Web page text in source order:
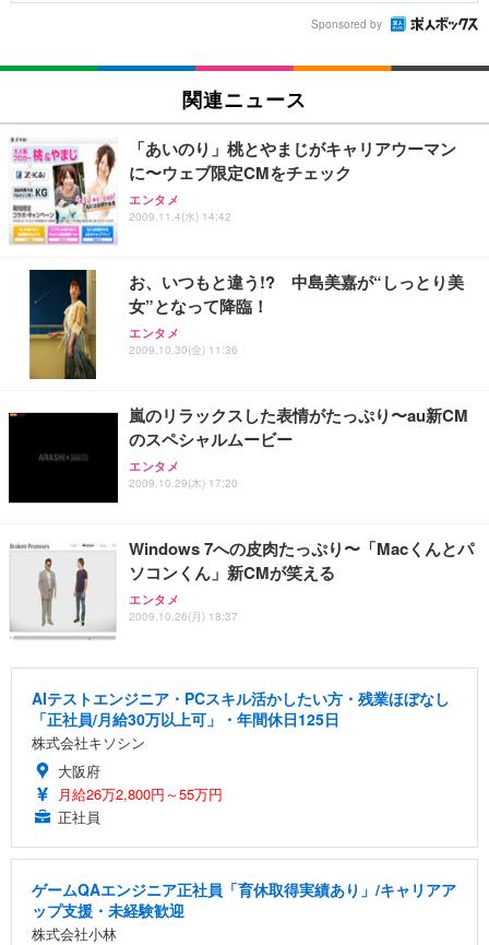
Sponsored by
関連ニュース
「あいのり」桃とやまじがキャリアウーマン
に〜ウェブ限定CMをチェック
エンタメ
2009.11.4(水) 14:42
お、いつもと違う!? 中島美嘉が“しっとり美
女”となって降臨！
エンタメ
2009.10.30(金) 11:36
嵐のリラックスした表情がたっぷり〜au新CM
のスペシャルムービー
エンタメ
2009.10.29(木) 17:20
Windows 7への皮肉たっぷり〜「Macくんとパ
ソコンくん」新CMが笑える
エンタメ
2009.10.26(月) 18:37
AIテストエンジニア・PCスキル活かしたい方・残業ほぼなし
「正社員/月給30万以上可」・年間休日125日
株式会社キソシン
大阪府
月給26万2,800円～55万円
正社員
ゲームQAエンジニア正社員「育休取得実績あり」/キャリアア
ップ支援・未経験歓迎
株式会社小林